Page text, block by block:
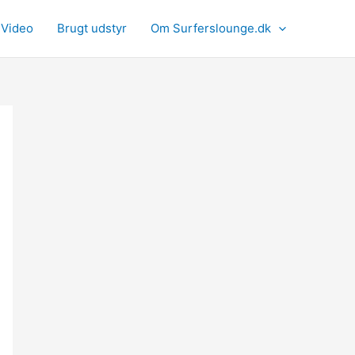
Video Brugt udstyr Om Surferslounge.dk